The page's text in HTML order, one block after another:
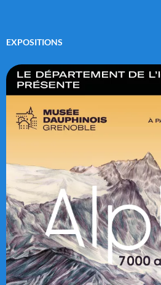
EXPOSITIONS